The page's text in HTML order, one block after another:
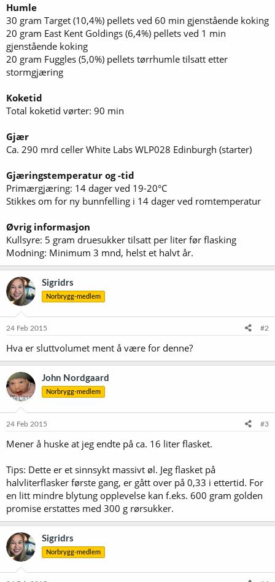
Humle
30 gram Target (10,4%) pellets ved 60 min gjenstående koking
20 gram East Kent Goldings (6,4%) pellets ved 1 min
gjenstående koking
20 gram Fuggles (5,0%) pellets tørrhumle tilsatt etter
stormgjæring
Koketid
Total koketid vørter: 90 min
Gjær
Ca. 290 mrd celler White Labs WLP028 Edinburgh (starter)
Gjæringstemperatur og -tid
Primærgjæring: 14 dager ved 19-20°C
Stikkes om for ny bunnfelling i 14 dager ved romtemperatur
Øvrig informasjon
Kullsyre: 5 gram druesukker tilsatt per liter før flasking
Modning: Minimum 3 mnd, helst et halvt år.
Sigridrs
Norbrygg-medlem
24 Feb 2015 #2
Hva er sluttvolumet ment å være for denne?
John Nordgaard
Norbrygg-medlem
24 Feb 2015 #3
Mener å huske at jeg endte på ca. 16 liter flasket.
Tips: Dette er et sinnsykt massivt øl. Jeg flasket på
halvliterflasker første gang, er gått over på 0,33 i ettertid. For
en litt mindre blytung opplevelse kan f.eks. 600 gram golden
promise erstattes med 300 g rørsukker.
Sigridrs
Norbrygg-medlem